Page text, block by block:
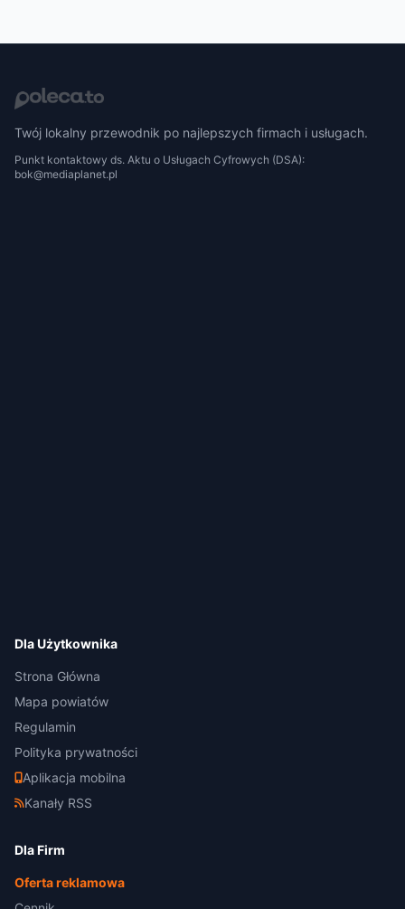
Twój lokalny przewodnik po najlepszych firmach i usługach.
Punkt kontaktowy ds. Aktu o Usługach Cyfrowych (DSA):
bok@mediaplanet.pl
Dla Użytkownika
Strona Główna
Mapa powiatów
Regulamin
Polityka prywatności
Aplikacja mobilna
Kanały RSS
Dla Firm
Oferta reklamowa